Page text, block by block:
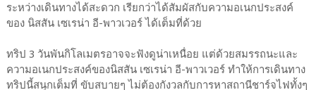
ระหว่างเดินทางได้สะดวก เรียกว่าได้สัมผัสกับความอเนกประสงค์
ของ นิสสัน เซเรน่า อี-พาวเวอร์ ได้เต็มที่ด้วย
ทริป 3 วันพันกิโลเมตรอาจจะฟังดูน่าเหนื่อย แต่ด้วยสมรรถนะและ
ความอเนกประสงค์ของนิสสัน เซเรน่า อี-พาวเวอร์ ทำให้การเดินทาง
ทริปนี้สนุกเต็มที่ ขับสบายๆ ไม่ต้องกังวลกับการหาสถานีชาร์จไฟทั้งๆ